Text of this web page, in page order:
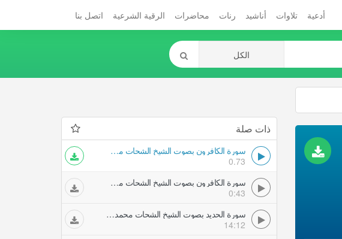
أدعية تلاوات أناشيد رنات محاضرات الرقية الشرعية اتصل بنا
ذات صلة
سورة الكافرون بصوت الشيخ الشحات محمد انور
0.73
سورة الكافرون بصوت الشيخ الشحات محمد انور
0:43
سورة الحديد بصوت الشيخ الشحات محمد انور
14:12